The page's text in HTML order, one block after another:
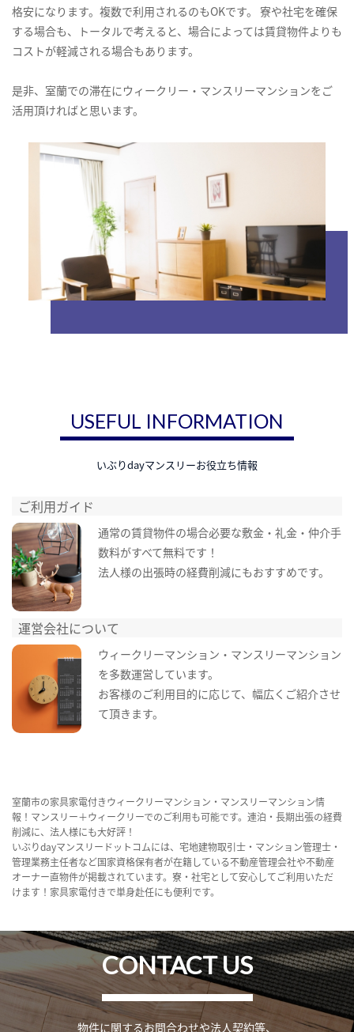
格安になります。複数で利用されるのもOKです。 寮や社宅を確保
する場合も、トータルで考えると、場合によっては賃貸物件よりも
コストが軽減される場合もあります。
是非、室蘭での滞在にウィークリー・マンスリーマンションをご
活用頂ければと思います。
USEFUL INFORMATION
いぶりdayマンスリーお役立ち情報
ご利用ガイド
通常の賃貸物件の場合必要な敷金・礼金・仲介手
数料がすべて無料です！
法人様の出張時の経費削減にもおすすめです。
運営会社について
ウィークリーマンション・マンスリーマンション
を多数運営しています。
お客様のご利用目的に応じて、幅広くご紹介させ
て頂きます。
室蘭市の家具家電付きウィークリーマンション・マンスリーマンション情
報！マンスリー＋ウィークリーでのご利用も可能です。連泊・長期出張の経費
削減に、法人様にも大好評！
いぶりdayマンスリードットコムには、宅地建物取引士・マンション管理士・
管理業務主任者など国家資格保有者が在籍している不動産管理会社や不動産
オーナー直物件が掲載されています。寮・社宅として安心してご利用いただ
けます！家具家電付きで単身赴任にも便利です。
CONTACT US
物件に関するお問合わせや法人契約等、